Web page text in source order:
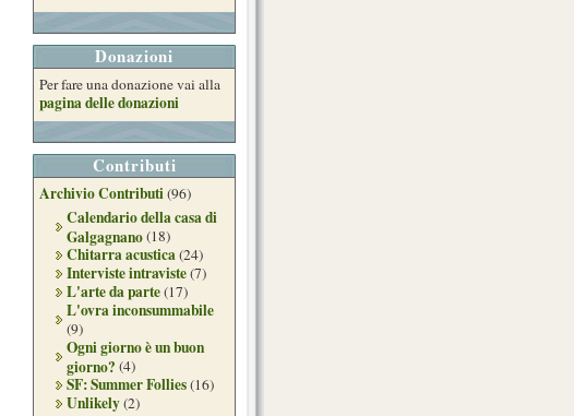
Donazioni
Per fare una donazione vai alla
pagina delle donazioni
Contributi
Archivio Contributi(96)
Calendario della casa di
Galgagnano(18)
Chitarra acustica(24)
Interviste intraviste(7)
L'arte da parte(17)
L'ovra inconsummabile
(9)
Ogni giorno è un buon
giorno? (4)
SF: Summer Follies(16)
Unlikely(2)